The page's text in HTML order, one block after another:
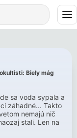
Biely mág
sa voda sypala a
záhadné... Takto
nemajú nič
stali. Len na